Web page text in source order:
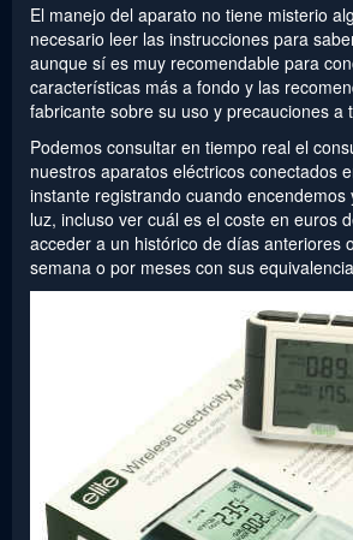
El manejo del aparato no tiene misterio
necesario leer las instrucciones para
aunque sí es muy recomendable para
características más a fondo y las
fabricante sobre su uso y precauciones a
Podemos consultar en tiempo real el
nuestros aparatos eléctricos conectados
instante registrando cuando encendemos
luz, incluso ver cuál es el coste en euros
acceder a un histórico de días anteriores
semana o por meses con sus